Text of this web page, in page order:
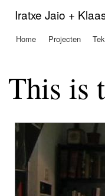
Iratxe Jaio +
Hoofdmenu
Home Projecten
This is